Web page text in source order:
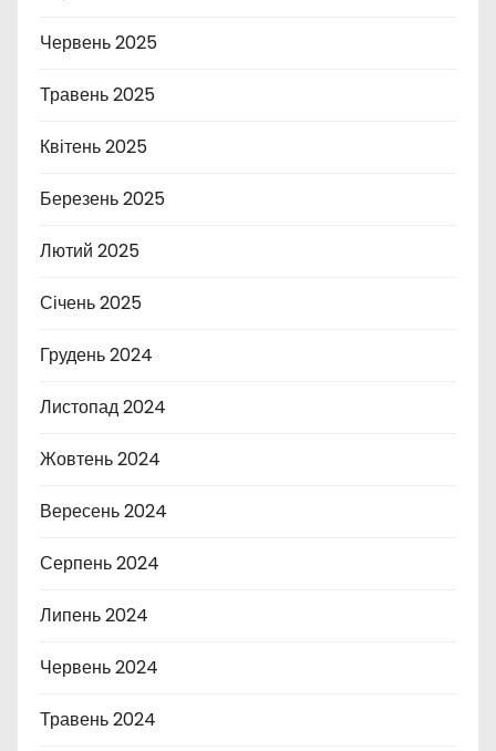
Червень 2025
Травень 2025
Квітень 2025
Березень 2025
Лютий 2025
Січень 2025
Грудень 2024
Листопад 2024
Жовтень 2024
Вересень 2024
Серпень 2024
Липень 2024
Червень 2024
Травень 2024